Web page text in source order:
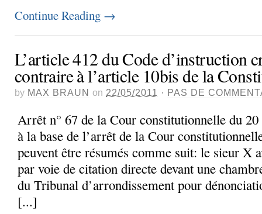
Continue Reading →
L’article 412 du Code d’instruction
contraire à l’article 10bis de la
by MAX BRAUN on 22/05/2011 · PAS DE
Arrêt n° 67 de la Cour constitutionnelle du
à la base de l’arrêt de la Cour
peuvent être résumés comme suit: le sieur X
par voie de citation directe devant une
du Tribunal d’arrondissement pour
[...]